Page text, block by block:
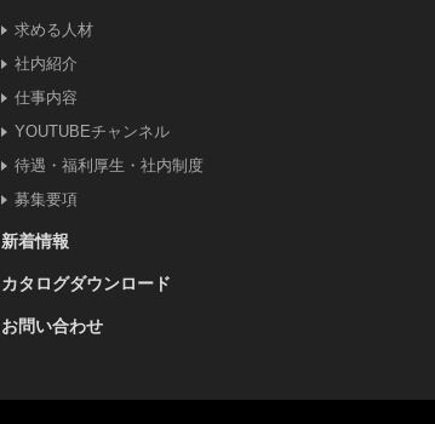
求める人材
社内紹介
仕事内容
YOUTUBEチャンネル
待遇・福利厚生・社内制度
募集要項
新着情報
カタログダウンロード
お問い合わせ